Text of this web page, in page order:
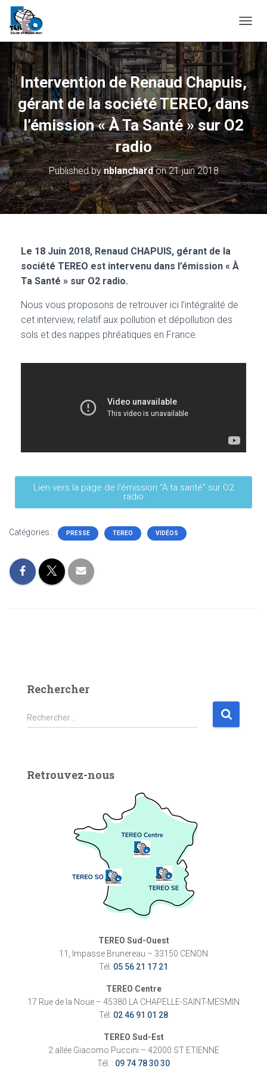
U
V
R
I
R
/
F
M
E
R
L
A
N
Intervention de Renaud Chapuis,
gérant de la société TEREO, dans
l’émission « À Ta Santé » sur O2
radio
Published bynblanchardon21 juin 2018
Le 18 Juin 2018, Renaud CHAPUIS, gérant de la
société TEREO est intervenu dans l’émission « À
Ta Santé » sur O2 radio.
Nous vous proposons de retrouver ici l’intégralité de
cet interview, relatif aux pollution et dépollution des
sols et des nappes phréatiques en France.
Lien vers la page de l'émission "À ta santé" sur O2
radio
Catégories : PRESSE TEREO VIDÉOS
Rechercher
Rechercher…
Retrouvez-nous
TEREO Sud-Ouest
11, Impasse Brunereau – 33150 CENON
Tél: 05 56 21 17 21
TEREO Centre
17 Rue de la Noue – 45380 LA CHAPELLE-SAINT-MESMIN
Tél: 02 46 91 01 28
TEREO Sud-Est
2 allée Giacomo Puccini – 42000 ST ETIENNE
Tél. : 09 74 78 30 30